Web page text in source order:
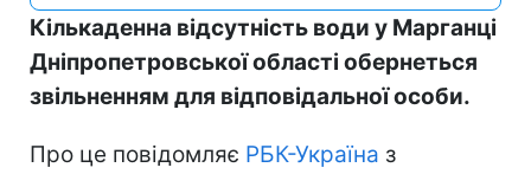
Кількаденна відсутність води у Марганці
Дніпропетровської області обернеться
звільненням для відповідальної особи.
Про це повідомляє РБК-Україна з